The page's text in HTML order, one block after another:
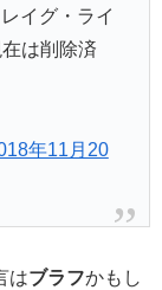
イグ・ライ
は削除済
年11月20
はブラフかもし